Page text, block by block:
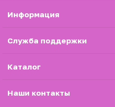
Информация
Служба поддержки
Каталог
Наши контакты